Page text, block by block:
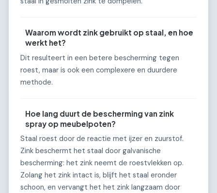
Waarom wordt zink gebruikt op staal, en hoe
werkt het?
Dit resulteert in een betere bescherming tegen
roest, maar is ook een complexere en duurdere
methode.
Hoe lang duurt de bescherming van zink
spray op meubelpoten?
Staal roest door de reactie met ijzer en zuurstof.
Zink beschermt het staal door galvanische
bescherming: het zink neemt de roestvlekken op.
Zolang het zink intact is, blijft het staal eronder
schoon, en vervangt het het zink langzaam door